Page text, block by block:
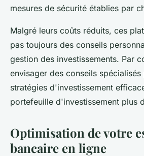
mesures de sécurité établies par
Malgré leurs coûts réduits, ces
pas toujours des conseils
gestion des investissements. Par
envisager des conseils
stratégies d'investissement
portefeuille d'investissement plus
Optimisation de votre
bancaire en ligne